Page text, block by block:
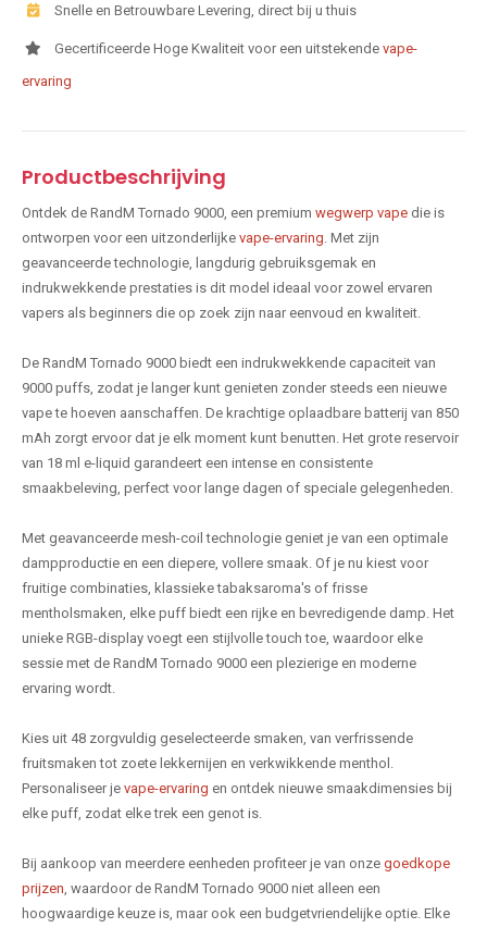
Snelle en Betrouwbare Levering, direct bij u thuis
Gecertificeerde Hoge Kwaliteit voor een uitstekende vape-
ervaring
Productbeschrijving
Ontdek de RandM Tornado 9000, een premium wegwerp vape die is
ontworpen voor een uitzonderlijke vape-ervaring . Met zijn
geavanceerde technologie, langdurig gebruiksgemak en
indrukwekkende prestaties is dit model ideaal voor zowel ervaren
vapers als beginners die op zoek zijn naar eenvoud en kwaliteit.
De RandM Tornado 9000 biedt een indrukwekkende capaciteit van
9000 puffs, zodat je langer kunt genieten zonder steeds een nieuwe
vape te hoeven aanschaffen. De krachtige oplaadbare batterij van 850
mAh zorgt ervoor dat je elk moment kunt benutten. Het grote reservoir
van 18 ml e-liquid garandeert een intense en consistente
smaakbeleving, perfect voor lange dagen of speciale gelegenheden.
Met geavanceerde mesh-coil technologie geniet je van een optimale
dampproductie en een diepere, vollere smaak. Of je nu kiest voor
fruitige combinaties, klassieke tabaksaroma's of frisse
mentholsmaken, elke puff biedt een rijke en bevredigende damp. Het
unieke RGB-display voegt een stijlvolle touch toe, waardoor elke
sessie met de RandM Tornado 9000 een plezierige en moderne
ervaring wordt.
Kies uit 48 zorgvuldig geselecteerde smaken, van verfrissende
fruitsmaken tot zoete lekkernijen en verkwikkende menthol.
Personaliseer je vape-ervaring en ontdek nieuwe smaakdimensies bij
elke puff, zodat elke trek een genot is.
Bij aankoop van meerdere eenheden profiteer je van onze goedkope
prijzen , waardoor de RandM Tornado 9000 niet alleen een
hoogwaardige keuze is, maar ook een budgetvriendelijke optie. Elke